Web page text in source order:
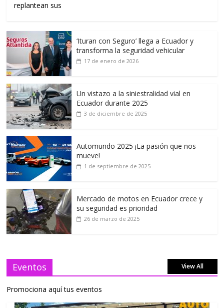
replantean sus
‘Ituran con Seguro’ llega a Ecuador y
transforma la seguridad vehicular
17 de enero de 2026
Un vistazo a la siniestralidad vial en
Ecuador durante 2025
3 de diciembre de 2025
Automundo 2025 ¡La pasión que nos
mueve!
1 de septiembre de 2025
Mercado de motos en Ecuador crece y
su seguridad es prioridad
26 de marzo de 2025
Eventos View All
Promociona aquí tus eventos